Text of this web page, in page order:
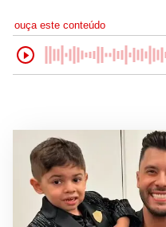
ouça este conteúdo